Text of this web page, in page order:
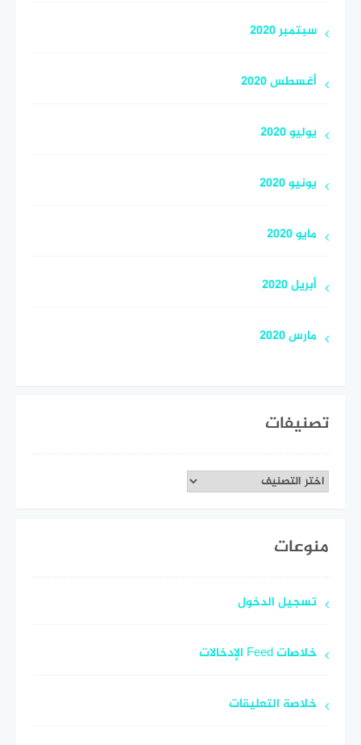
سبتمبر 2020
أغسطس 2020
يوليو 2020
يونيو 2020
مايو 2020
أبريل 2020
مارس 2020
تصنيفات
تصنيفات
منوعات
تسجيل الدخول
خلاصات Feed الإدخالات
خلاصة التعليقات